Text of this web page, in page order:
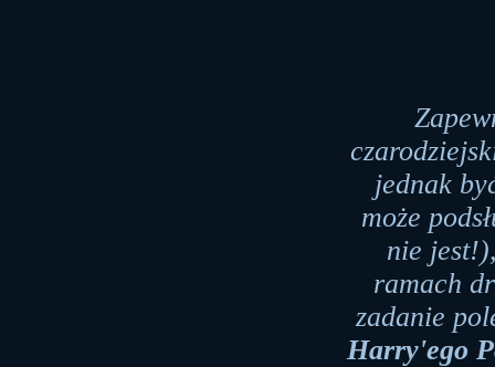
jednak
może
nie
ramach
zadanie
Harry'ego